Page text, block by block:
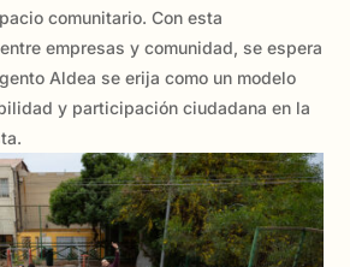
comunitario. Con esta
empresas y comunidad, se espera
Aldea se erija como un modelo
y participación ciudadana en la